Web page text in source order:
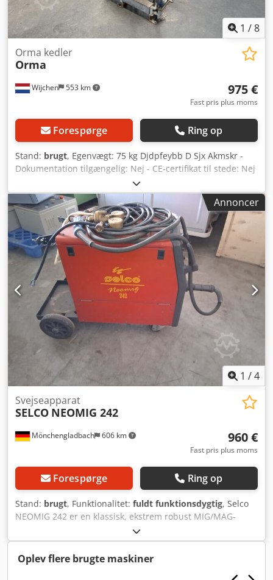
1 /8
Wijchen 553 km
Orma kedler
Orma
975 €
Fast pris plus moms
Forespørge Ring op
Stand: brugt, Egenvægt: 75 kg Djdpfeybb D Sjx Akmskr -
Dokumentation tilgængelig: Nej - CE-certifikat til stede: Nej
- Transportvægt [kg]: 75 kg Finansielle oplysninger Moms:
Den angivne pris er ekskl. moms
Moms/marginalbeskatning: Moms er fradragsberettiget for
virksomheder Levering og opkøb er til enhver tid muligt for
alt udstyr inden for industrien Yorick Diebels
Annoncer
1 /4
Mönchengladbach 606 km
Svejseapparat
SELCO NEOMIG 242
960 €
Fast pris plus moms
Forespørge Ring op
Stand: brugt, Funktionalitet: fuldt funktionsdygtig, Selco
NEOMIG 242 er en klassisk, ekstrem robust MIG/MAG-
svejsemaskine fra den italienske premiumproducent Selco
(som for nogle år siden blev opkøbt af voestalpine Böhler
Welding). I modsætning til moderne, fuldt digitale
invertermaskiner, er dette en trinvis styret,
Oplev flere brugte maskiner